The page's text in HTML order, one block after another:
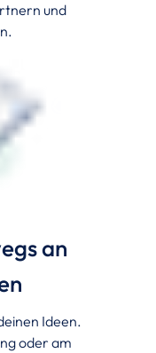
und
an
Ideen.
oder am